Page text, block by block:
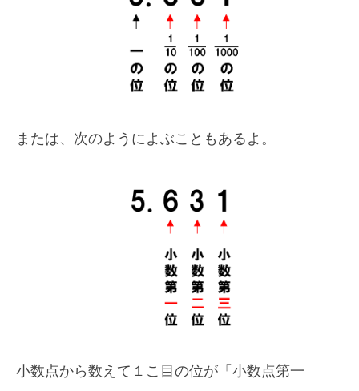
または、次のようによぶこともあるよ。
小数点から数えて１こ目の位が「小数点第一